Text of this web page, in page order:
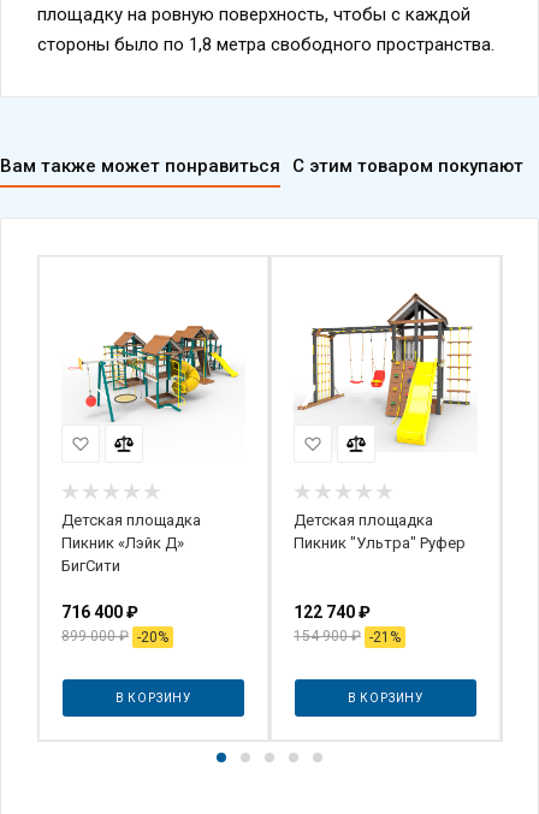
площадку на ровную поверхность, чтобы с каждой
стороны было по 1,8 метра свободного пространства.
Вам также может понравиться С этим товаром покупают
Детская площадка
Пикник «Лэйк Д»
БигСити
716 400₽
899 000₽ -20%
В КОРЗИНУ
Детская площадка
Пикник "Ультра" Руфер
122 740₽
154 900₽ -21 %
В КОРЗИНУ